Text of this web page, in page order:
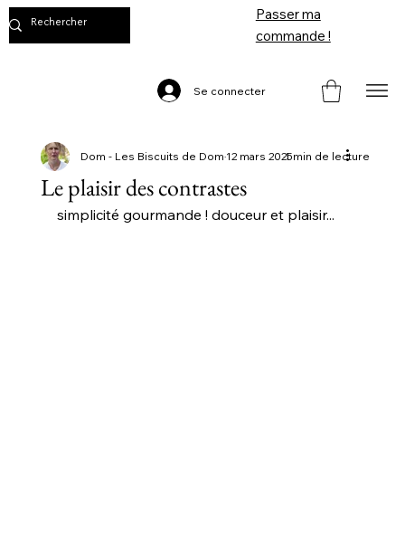
Se connecter
Passer ma
commande !
Le plaisir des contrastes
Dom - Les Biscuits de Dom12 mars 20251 min de lecture
simplicité gourmande ! douceur et plaisir...